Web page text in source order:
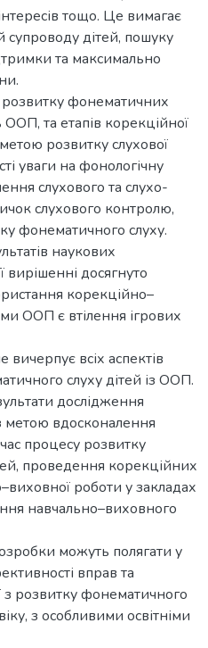
тощо. Це вимагає
супроводу дітей, пошуку
та максимально
розвитку фонематичних
ООП, та етапів корекційної
розвитку слухової
уваги на фонологічну
слухового та слухо-
слухового контролю,
фонематичного слуху.
наукових
вирішенні досягнуто
корекційно–
ООП є втілення ігрових
всіх аспектів
слуху дітей із ООП.
дослідження
метою вдосконалення
процесу розвитку
проведення корекційних
роботи у закладах
навчально–виховного
можуть полягати у
вправ та
з розвитку фонематичного
з особливими освітніми